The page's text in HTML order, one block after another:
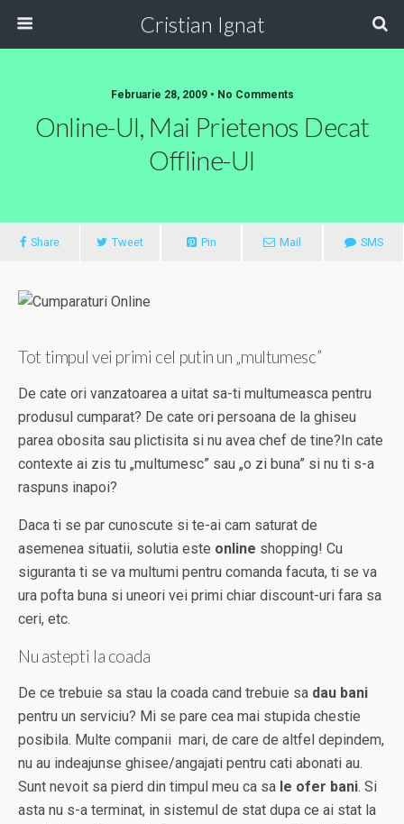
Cristian Ignat
Februarie 28, 2009 • No Comments
Online-Ul, Mai Prietenos Decat
Offline-Ul
Share Tweet Pin Mail SMS
Tot timpul vei primi cel putin un „multumesc”
De cate ori vanzatoarea a uitat sa-ti multumeasca pentru
produsul cumparat? De cate ori persoana de la ghiseu
parea obosita sau plictisita si nu avea chef de tine?In cate
contexte ai zis tu „multumesc” sau „o zi buna” si nu ti s-a
raspuns inapoi?
Daca ti se par cunoscute si te-ai cam saturat de
asemenea situatii, solutia este online shopping! Cu
siguranta ti se va multumi pentru comanda facuta, ti se va
ura pofta buna si uneori vei primi chiar discount-uri fara sa
ceri, etc.
Nu astepti la coada
De ce trebuie sa stau la coada cand trebuie sa dau bani
pentru un serviciu? Mi se pare cea mai stupida chestie
posibila. Multe companii mari, de care de altfel depindem,
nu au indeajunse ghisee/angajati pentru cati abonati au.
Sunt nevoit sa pierd din timpul meu ca sa le ofer bani. Si
asta nu s-a terminat, in sistemul de stat dupa ce ai stat la